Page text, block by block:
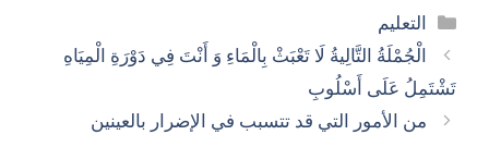
التصنيفات
التعليم
الْجُمْلَةُ التَّالِيةُ لَا تَعْبَثْ بِالْمَاءِ وَ أَنْتَ فِي دَوْرَةِ الْمِيَاهِ
تَشْتَمِلُ عَلَى أَسْلُوبِ
من الأمور التي قد تتسبب في الإضرار بالعينين